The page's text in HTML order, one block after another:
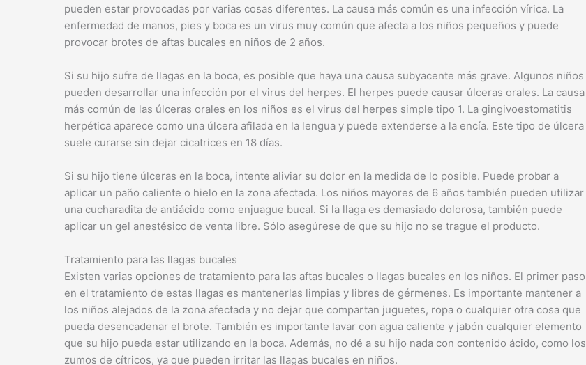
pueden estar provocadas por varias cosas diferentes. La causa más común es una infección vírica. La
enfermedad de manos, pies y boca es un virus muy común que afecta a los niños pequeños y puede
provocar brotes de aftas bucales en niños de 2 años.
Si su hijo sufre de llagas en la boca, es posible que haya una causa subyacente más grave. Algunos niños
pueden desarrollar una infección por el virus del herpes. El herpes puede causar úlceras orales. La causa
más común de las úlceras orales en los niños es el virus del herpes simple tipo 1. La gingivoestomatitis
herpética aparece como una úlcera afilada en la lengua y puede extenderse a la encía. Este tipo de úlcera
suele curarse sin dejar cicatrices en 18 días.
Si su hijo tiene úlceras en la boca, intente aliviar su dolor en la medida de lo posible. Puede probar a
aplicar un paño caliente o hielo en la zona afectada. Los niños mayores de 6 años también pueden utilizar
una cucharadita de antiácido como enjuague bucal. Si la llaga es demasiado dolorosa, también puede
aplicar un gel anestésico de venta libre. Sólo asegúrese de que su hijo no se trague el producto.
Tratamiento para las llagas bucales
Existen varias opciones de tratamiento para las aftas bucales o llagas bucales en los niños. El primer paso
en el tratamiento de estas llagas es mantenerlas limpias y libres de gérmenes. Es importante mantener a
los niños alejados de la zona afectada y no dejar que compartan juguetes, ropa o cualquier otra cosa que
pueda desencadenar el brote. También es importante lavar con agua caliente y jabón cualquier elemento
que su hijo pueda estar utilizando en la boca. Además, no dé a su hijo nada con contenido ácido, como los
zumos de cítricos, ya que pueden irritar las llagas bucales en niños.